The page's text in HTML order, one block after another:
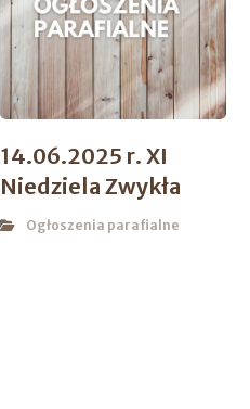
14.06.2025 r. XI
Niedziela Zwykła
Ogłoszenia parafialne